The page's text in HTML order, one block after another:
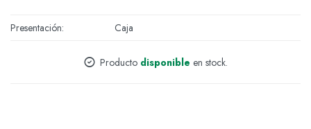
Presentación Caja
Producto disponible en stock.
Accesorios